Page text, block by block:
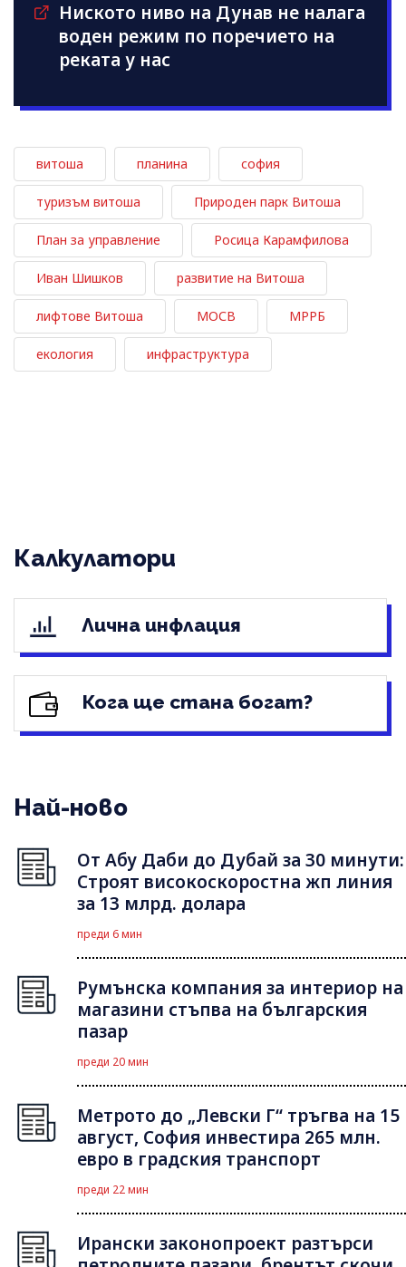
Ниското ниво на Дунав не налага
воден режим по поречието на
реката у нас
витоша планина софия
туризъм витоша Природен парк Витоша
План за управление Росица Карамфилова
Иван Шишков развитие на Витоша
лифтове Витоша МОСВ МРРБ
екология инфраструктура
Калкулатори
Лична инфлация
Кога ще стана богат?
Най-ново
От Абу Даби до Дубай за 30 минути:
Строят високоскоростна жп линия
за 13 млрд. долара
преди 6 мин
Румънска компания за интериор на
магазини стъпва на българския
пазар
преди 20 мин
Метрото до „Левски Г“ тръгва на 15
август, София инвестира 265 млн.
евро в градския транспорт
преди 22 мин
Ирански законопроект разтърси